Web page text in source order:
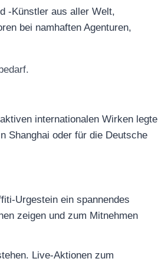
-Künstler aus aller Welt,
bei namhaften Agenturen,
internationalen Wirken legte
Shanghai oder für die Deutsche
Urgestein ein spannendes
zeigen und zum Mitnehmen
Live-Aktionen zum